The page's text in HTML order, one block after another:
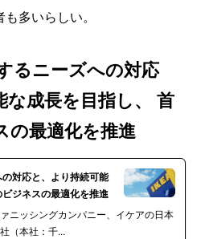
多いらしい。
るニーズへの対応
な成長を目指し、 首
の最適化を推進
対応と、より持続可能
ジネスの最適化を推進
ニッシングカンパニー、イケアの日本
（本社：千...